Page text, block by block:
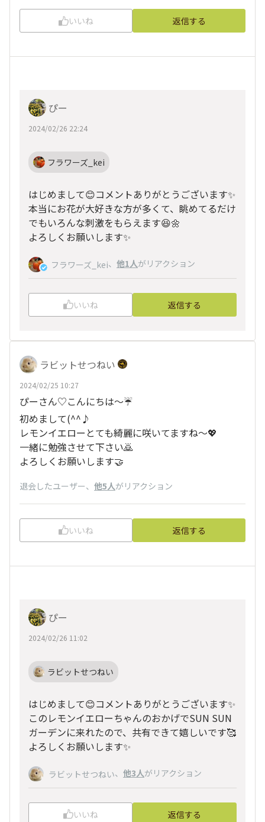
いいね 返信する
ぴー
2024/02/26 22:24
フラワーズ_kei
はじめまして😊コメントありがとうございます✨
本当にお花が大好きな方が多くて、眺めてるだけ
でもいろんな刺激をもらえます😆🌼
よろしくお願いします✨
フラワーズ_kei、 他1人がリアクション
いいね 返信する
ラビットせつねい
2024/02/25 10:27
ぴーさん♡こんにちは～☔
初めまして(^^♪
レモンイエローとても綺麗に咲いてますね～💖
一緒に勉強させて下さい🙇
よろしくお願いします🤝
退会したユーザー、 他5人がリアクション
いいね 返信する
ぴー
2024/02/26 11:02
ラビットせつねい
はじめまして😊コメントありがとうございます✨
このレモンイエローちゃんのおかげでSUN SUN
ガーデンに来れたので、共有できて嬉しいです🥰
よろしくお願いします✨
ラビットせつねい、 他3人がリアクション
いいね 返信する